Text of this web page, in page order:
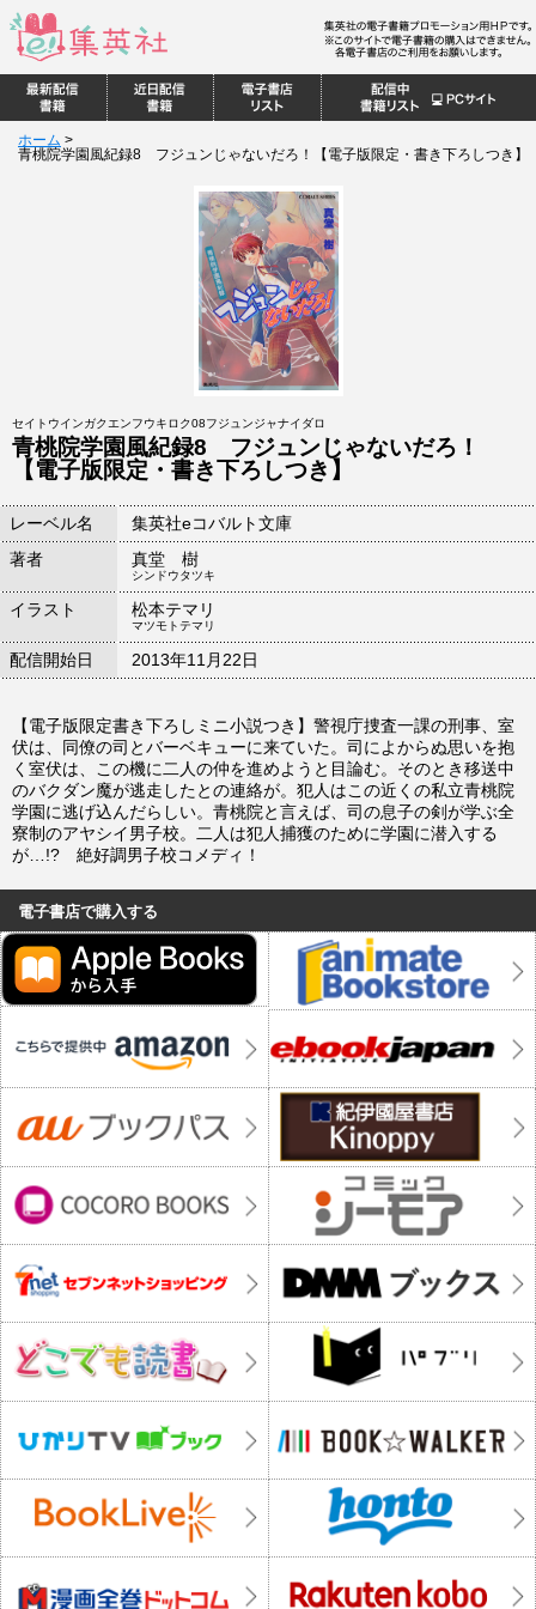
ホーム >
青桃院学園風紀録8 フジュンじゃないだろ！【電子版限定・書き下ろしつき】
セイトウインガクエンフウキロク08フジュンジャナイダロ
青桃院学園風紀録8 フジュンじゃないだろ！
【電子版限定・書き下ろしつき】
レーベル名
集英社eコバルト文庫
著者
真堂 樹
シンドウタツキ
イラスト 松本テマリ
マツモトテマリ
配信開始日 2013年11月22日
【電子版限定書き下ろしミニ小説つき】警視庁捜査一課の刑事、室
伏は、同僚の司とバーベキューに来ていた。司によからぬ思いを抱
く室伏は、この機に二人の仲を進めようと目論む。そのとき移送中
のバクダン魔が逃走したとの連絡が。犯人はこの近くの私立青桃院
学園に逃げ込んだらしい。青桃院と言えば、司の息子の剣が学ぶ全
寮制のアヤシイ男子校。二人は犯人捕獲のために学園に潜入する
が…!? 絶好調男子校コメディ！
電子書店で購入する